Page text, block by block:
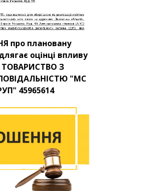
про плановану
оцінці впливу
ТОВАРИСТВО З
"МС
45965614